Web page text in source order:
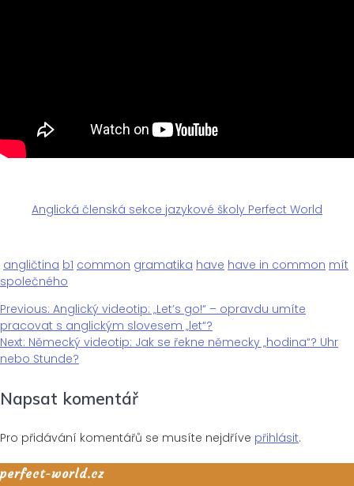
Anglická členská sekce jazykové školy Perfect World
angličtina b1 common gramatika have have in common mít
společného
Navigace
pro
příspěvek
Previous: Previous
post:
Anglický videotip: „Let’s go!“ – opravdu umíte
pracovat s anglickým slovesem „let“?
Next: Next
post:
Německý videotip: Jak se řekne německy „hodina“? Uhr
nebo Stunde?
Napsat komentář
Pro přidávání komentářů se musíte nejdříve přihlásit.
perfect-world.cz